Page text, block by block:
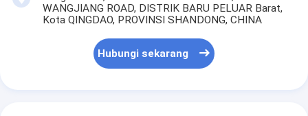
WANGJIANG ROAD, DISTRIK BARU PELUAR Barat,
Kota QINGDAO, PROVINSI SHANDONG, CHINA
Hubungi sekarang